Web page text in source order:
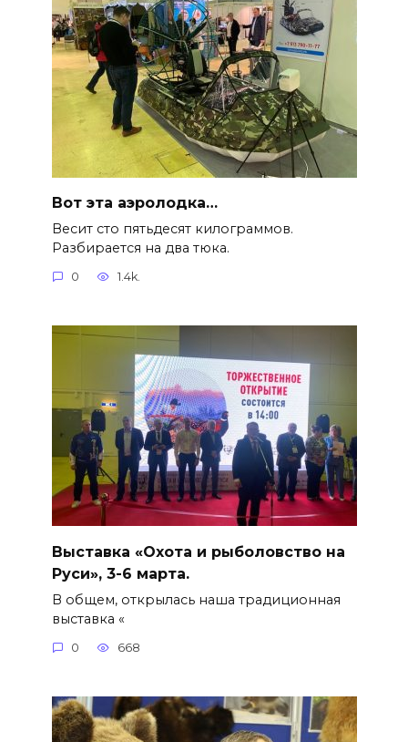
Вот эта аэролодка…
Весит сто пятьдесят килограммов.
Разбирается на два тюка.
0 1.4k.
Выставка «Охота и рыболовство на
Руси», 3-6 марта.
В общем, открылась наша традиционная
выставка «
0 668